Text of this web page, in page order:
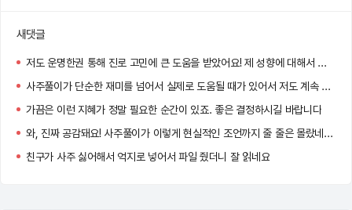
새댓글
저도 운명한권 통해 진로 고민에 큰 도움을 받았어요! 제 성향에 대해서 파고들다보니 고민 되었던 부분들이 한결 쉽게 해결되더라고요
사주풀이가 단순한 재미를 넘어서 실제로 도움될 때가 있어서 저도 계속 보게 되는 것 같아요 ㅎㅎ
가끔은 이런 지혜가 정말 필요한 순간이 있죠. 좋은 결정하시길 바랍니다
와, 진짜 공감돼요! 사주풀이가 이렇게 현실적인 조언까지 줄 줄은 몰랐네요. 특히 인간관계랑 직업운 부분이 정확했다니 더 흥미로워요! 앞으로도 좋은 선택하시길 바라요 !
친구가 사주 싫어해서 억지로 넣어서 파일 줬더니 잘 읽네요